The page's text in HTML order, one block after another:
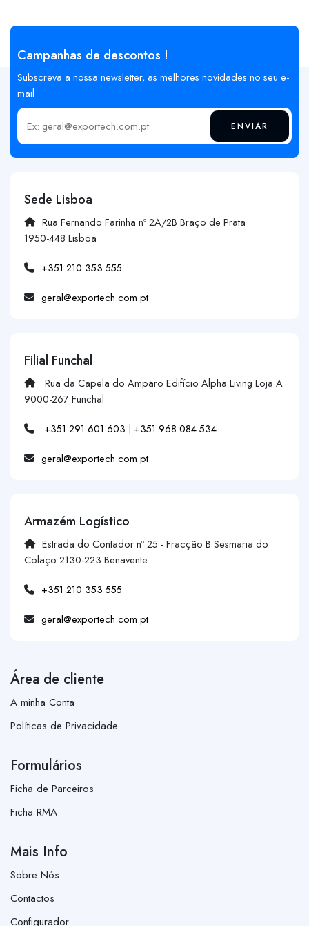
Campanhas de descontos !
Subscreva a nossa newsletter, as melhores novidades no seu e-
mail
Insira o seu email ENVIAR
Sede Lisboa
Rua Fernando Farinha nº 2A/2B Braço de Prata
1950-448 Lisboa
+351 210 353 555
geral@exportech.com.pt
Filial Funchal
Rua da Capela do Amparo Edifício Alpha Living Loja A
9000-267 Funchal
+351 291 601 603 | +351 968 084 534
geral@exportech.com.pt
Armazém Logístico
Estrada do Contador nº 25 - Fracção B Sesmaria do
Colaço 2130-223 Benavente
+351 210 353 555
geral@exportech.com.pt
Área de cliente
A minha Conta
Políticas de Privacidade
Formulários
Ficha de Parceiros
Ficha RMA
Mais Info
Sobre Nós
Contactos
Configurador